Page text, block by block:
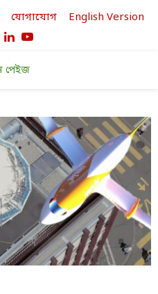
যোগাযোগ English Version
LinkedinYoutube